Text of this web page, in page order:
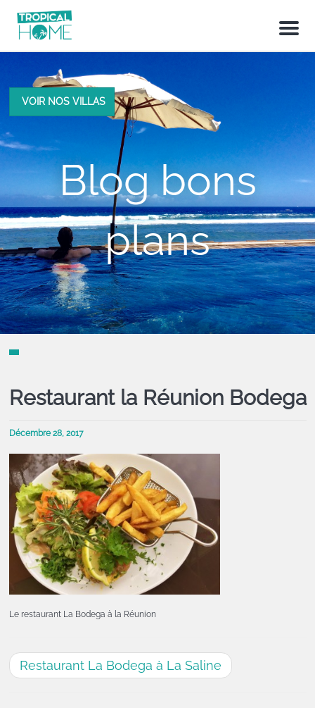
M
n
VOIR NOS VILLAS
Blog bons
plans
Restaurant la Réunion Bodega
Décembre 28, 2017
Le restaurant La Bodega à la Réunion
Restaurant La Bodega à La Saline